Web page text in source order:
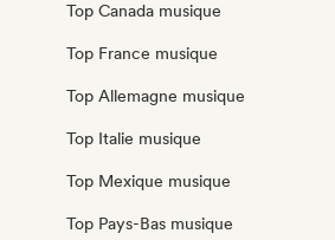
Top Canada musique
Top France musique
Top Allemagne musique
Top Italie musique
Top Mexique musique
Top Pays-Bas musique